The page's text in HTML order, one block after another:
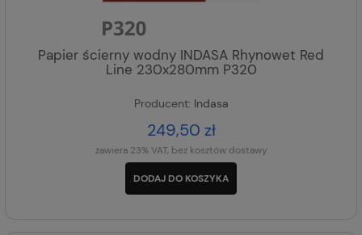
Papier ścierny wodny INDASA Rhynowet Red
Line 230x280mm P320
Producent: Indasa
249,50 zł
zawiera 23% VAT, bez kosztów dostawy
DODAJ DO KOSZYKA